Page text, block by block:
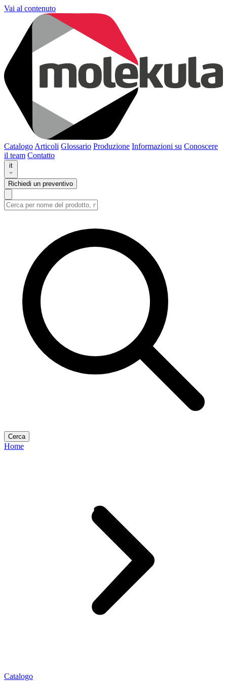
Vai al contenuto
Catalogo Articoli Glossario Produzione Informazioni su Conoscere
il team Contatto
it
Richiedi un preventivo
Cerca
Home
Catalogo